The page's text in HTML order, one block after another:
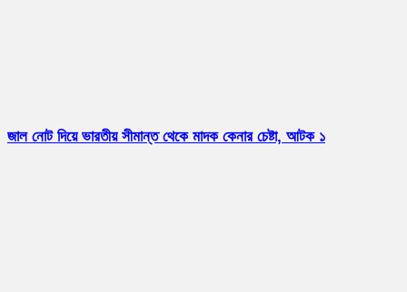
জাল নোট দিয়ে ভারতীয় সীমান্ত থেকে মাদক কেনার চেষ্টা, আটক ১